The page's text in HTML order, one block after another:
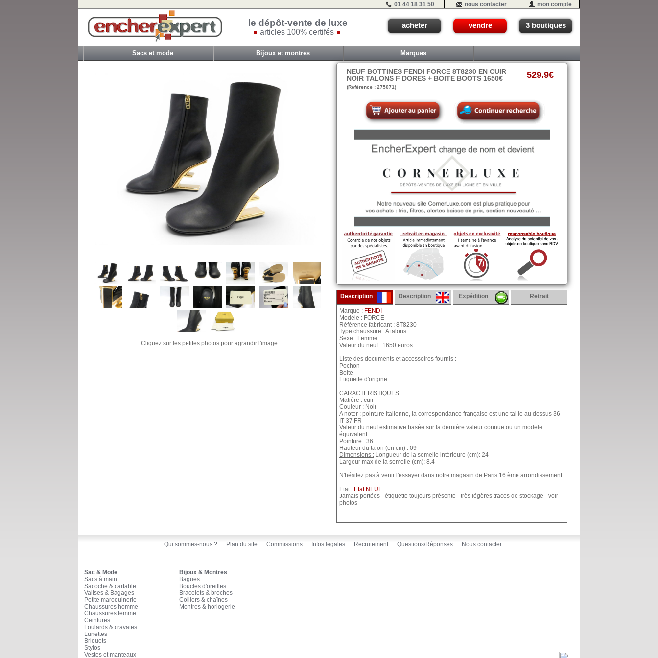
01 44 18 31 50 nous contacter mon compte
le dépôt-vente de luxe
articles 100% certifés
acheter vendre 3 boutiques
Sacs et mode Bijoux et montres Marques
Cliquez sur les petites photos pour agrandir l'image.
NEUF BOTTINES FENDI FORCE 8T8230 EN CUIR
NOIR TALONS F DORES + BOITE BOOTS 1650€
(Référence : 275071)
529.9€
Description Description Expédition Retrait
Marque : FENDI
Modèle : FORCE
Référence fabricant : 8T8230
Type chaussure : A talons
Sexe : Femme
Valeur du neuf : 1650 euros
Liste des documents et accessoires fournis :
Pochon
Boite
Etiquette d'origine
CARACTERISTIQUES :
Matière : cuir
Couleur : Noir
A noter : pointure italienne, la correspondance française est une taille au dessus 36
IT 37 FR
Valeur du neuf estimative basée sur la dernière valeur connue ou un modele
équivalent
Pointure : 36
Hauteur du talon (en cm) : 09
Dimensions : Longueur de la semelle intérieure (cm): 24
Largeur max de la semelle (cm): 8.4
N'hésitez pas à venir l'essayer dans notre magasin de Paris 16 ème arrondissement.
Etat : Etat NEUF
Jamais portées - étiquette toujours présente - très légères traces de stockage - voir
photos
Qui sommes-nous ? Plan du site Commissions Infos légales Recrutement Questions/Réponses Nous contacter
Sac & Mode
Sacs à main
Sacoche & cartable
Valises & Bagages
Petite maroquinerie
Chaussures homme
Chaussures femme
Ceintures
Foulards & cravates
Lunettes
Briquets
Stylos
Vestes et manteaux
Bijoux & Montres
Bagues
Boucles d'oreilles
Bracelets & broches
Colliers & chaînes
Montres & horlogerie